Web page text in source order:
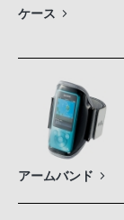
ケース
アームバンド